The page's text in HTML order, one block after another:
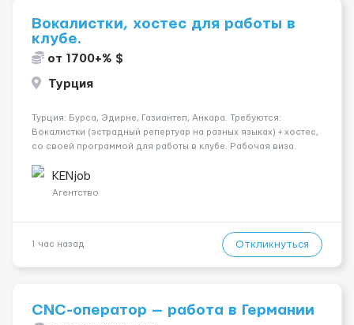
Вокалистки, хостес для работы в
клубе.
от 1700+% $
Турция
Турция: Бурса, Эдирне, Газиантеп, Анкара. Требуются:
Вокалистки (эстрадный репертуар на разных языках) + хостеc,
со своей программой для работы в клубе. Рабочая виза.
одного до трех месяцев. Мед. страховка. Высокая зарплат...
KENjob
Агентство
1 час назад Откликнуться
CNC-оператор — работа в Германии